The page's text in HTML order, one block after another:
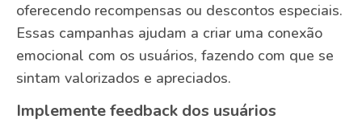
oferecendo recompensas ou descontos especiais.
Essas campanhas ajudam a criar uma conexão
emocional com os usuários, fazendo com que se
sintam valorizados e apreciados.
Implemente feedback dos usuários